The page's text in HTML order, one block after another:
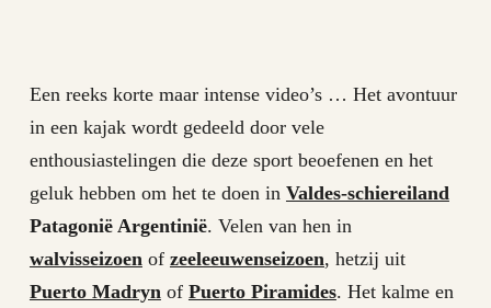
Een reeks korte maar intense video’s … Het avontuur
in een kajak wordt gedeeld door vele
enthousiastelingen die deze sport beoefenen en het
geluk hebben om het te doen in Valdes-schiereiland
Patagonië Argentinië. Velen van hen in
walvisseizoenof zeeleeuwenseizoen, hetzij uit
Puerto Madrynof Puerto Piramides. Het kalme en